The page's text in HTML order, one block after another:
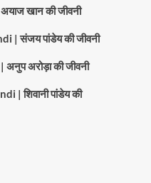
खान की जीवनी
| संजय पांडेय की जीवनी
अरोड़ा की जीवनी
| शिवानी पांडेय की